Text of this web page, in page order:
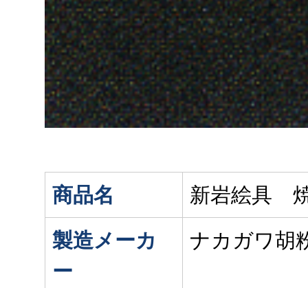
商品名
新岩絵具
製造メーカ
ー
ナカガワ胡